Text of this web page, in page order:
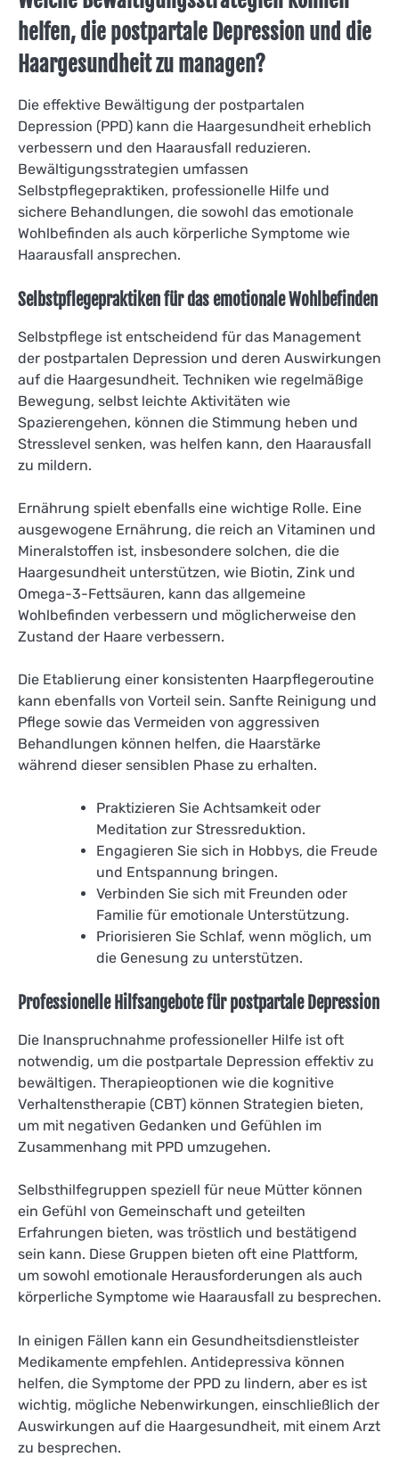
helfen, die postpartale Depression und die
Haargesundheit zu managen?
Die effektive Bewältigung der postpartalen
Depression (PPD) kann die Haargesundheit erheblich
verbessern und den Haarausfall reduzieren.
Bewältigungsstrategien umfassen
Selbstpflegepraktiken, professionelle Hilfe und
sichere Behandlungen, die sowohl das emotionale
Wohlbefinden als auch körperliche Symptome wie
Haarausfall ansprechen.
Selbstpflegepraktiken für das emotionale Wohlbefinden
Selbstpflege ist entscheidend für das Management
der postpartalen Depression und deren Auswirkungen
auf die Haargesundheit. Techniken wie regelmäßige
Bewegung, selbst leichte Aktivitäten wie
Spazierengehen, können die Stimmung heben und
Stresslevel senken, was helfen kann, den Haarausfall
zu mildern.
Ernährung spielt ebenfalls eine wichtige Rolle. Eine
ausgewogene Ernährung, die reich an Vitaminen und
Mineralstoffen ist, insbesondere solchen, die die
Haargesundheit unterstützen, wie Biotin, Zink und
Omega-3-Fettsäuren, kann das allgemeine
Wohlbefinden verbessern und möglicherweise den
Zustand der Haare verbessern.
Die Etablierung einer konsistenten Haarpflegeroutine
kann ebenfalls von Vorteil sein. Sanfte Reinigung und
Pflege sowie das Vermeiden von aggressiven
Behandlungen können helfen, die Haarstärke
während dieser sensiblen Phase zu erhalten.
Praktizieren Sie Achtsamkeit oder
Meditation zur Stressreduktion.
Engagieren Sie sich in Hobbys, die Freude
und Entspannung bringen.
Verbinden Sie sich mit Freunden oder
Familie für emotionale Unterstützung.
Priorisieren Sie Schlaf, wenn möglich, um
die Genesung zu unterstützen.
Professionelle Hilfsangebote für postpartale Depression
Die Inanspruchnahme professioneller Hilfe ist oft
notwendig, um die postpartale Depression effektiv zu
bewältigen. Therapieoptionen wie die kognitive
Verhaltenstherapie (CBT) können Strategien bieten,
um mit negativen Gedanken und Gefühlen im
Zusammenhang mit PPD umzugehen.
Selbsthilfegruppen speziell für neue Mütter können
ein Gefühl von Gemeinschaft und geteilten
Erfahrungen bieten, was tröstlich und bestätigend
sein kann. Diese Gruppen bieten oft eine Plattform,
um sowohl emotionale Herausforderungen als auch
körperliche Symptome wie Haarausfall zu besprechen.
In einigen Fällen kann ein Gesundheitsdienstleister
Medikamente empfehlen. Antidepressiva können
helfen, die Symptome der PPD zu lindern, aber es ist
wichtig, mögliche Nebenwirkungen, einschließlich der
Auswirkungen auf die Haargesundheit, mit einem Arzt
zu besprechen.